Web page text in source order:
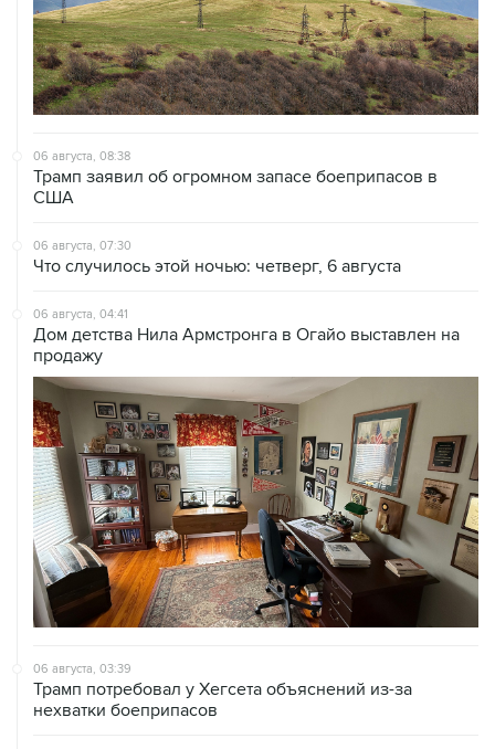
06 августа, 08:38
Трамп заявил об огромном запасе боеприпасов в
США
06 августа, 07:30
Что случилось этой ночью: четверг, 6 августа
06 августа, 04:41
Дом детства Нила Армстронга в Огайо выставлен на
продажу
06 августа, 03:39
Трамп потребовал у Хегсета объяснений из-за
нехватки боеприпасов